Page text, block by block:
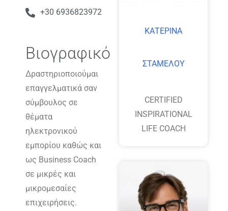
+30 6936823972
Βιογραφικό
Δραστηριοποιούμαι
επαγγελματικά σαν
σύμβουλος σε
θέματα
ηλεκτρονικού
εμπορίου καθώς και
ως Business Coach
σε μικρές και
μικρομεσαίες
επιχειρήσεις.
ΚΑΤΕΡΙΝΑ
ΣΤΑΜΕΛΟΥ
CERTIFIED
INSPIRATIONAL
LIFE COACH